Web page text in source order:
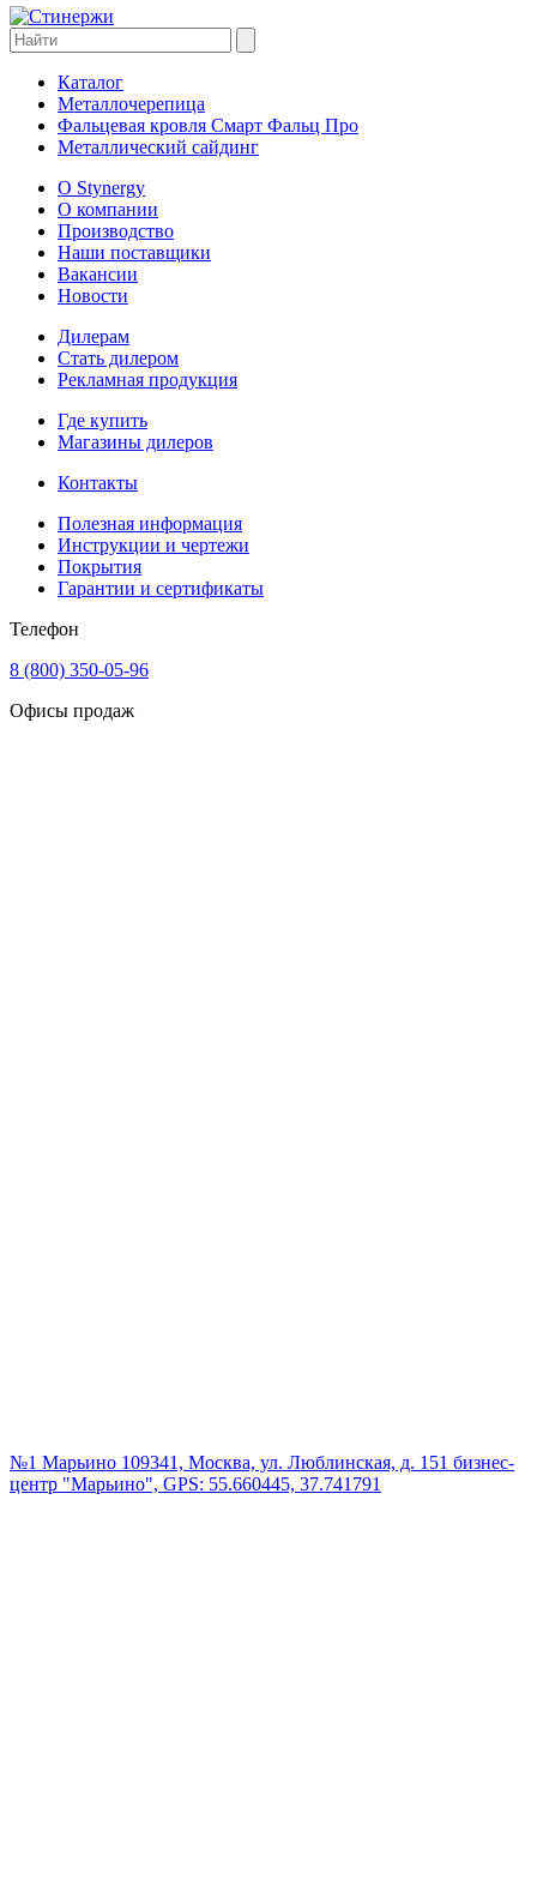
Каталог
Металлочерепица
Фальцевая кровля Смарт Фальц Про
Металлический сайдинг
О Stynergy
О компании
Производство
Наши поставщики
Вакансии
Новости
Дилерам
Стать дилером
Рекламная продукция
Где купить
Магазины дилеров
Контакты
Полезная информация
Инструкции и чертежи
Покрытия
Гарантии и сертификаты
Телефон
8 (800) 350-05-96
Офисы продаж
№1 Марьино 109341, Москва, ул. Люблинская, д. 151 бизнес-
центр "Марьино", GPS: 55.660445, 37.741791